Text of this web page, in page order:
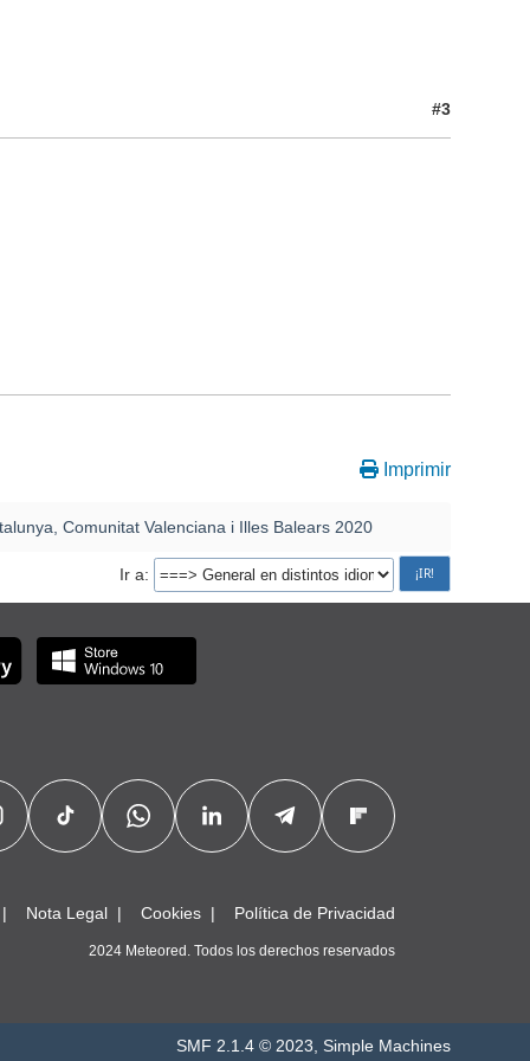
#3
Imprimir
Comunitat Valenciana i Illes Balears 2020
Ir a
Nota Legal Cookies Política de Privacidad
2024 Meteored. Todos los derechos reservados
SMF 2.1.4 © 2023, Simple Machines